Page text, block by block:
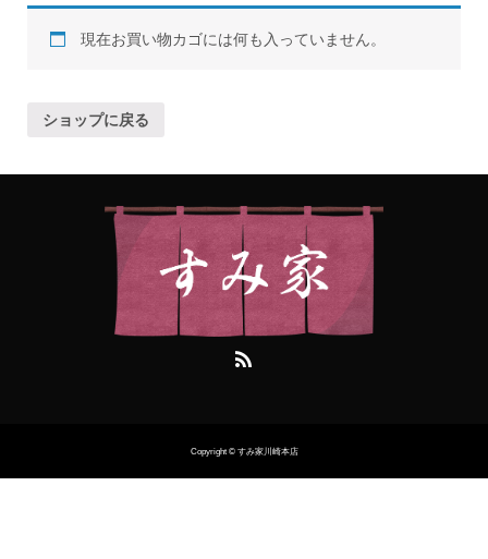
現在お買い物カゴには何も入っていません。
ショップに戻る
Copyright © すみ家川崎本店